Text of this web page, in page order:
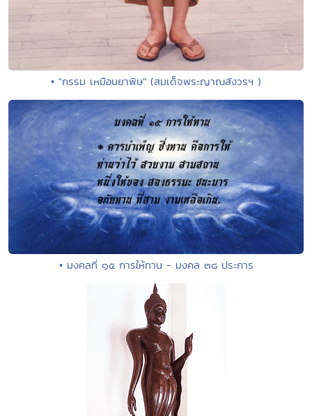
• "กรรม เหมือนยาพิษ" (สมเด็จพระญาณสังวรฯ )
• มงคลที่ ๑๕ การให้ทาน - มงคล ๓๘ ประการ